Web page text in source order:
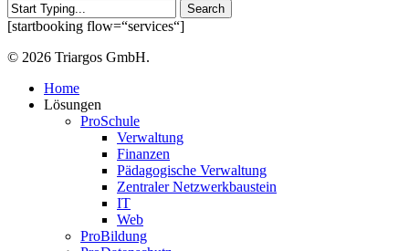
Search
Close
[startbooking flow=“services“]
© 2026 Triargos GmbH.
Close
Menu
Home
Lösungen
ProSchule
Verwaltung
Finanzen
Pädagogische Verwaltung
Zentraler Netzwerkbaustein
IT
Web
ProBildung